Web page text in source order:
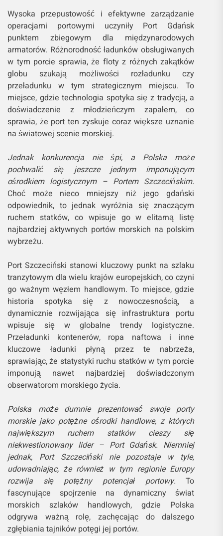
Wysoka przepustowość i efektywne zarządzanie
operacjami portowymi uczyniły Port Gdańsk
punktem zbiegowym dla międzynarodowych
armatorów. Różnorodność ładunków obsługiwanych
w tym porcie sprawia, że floty z różnych zakątków
globu szukają możliwości rozładunku czy
przeładunku w tym strategicznym miejscu. To
miejsce, gdzie technologia spotyka się z tradycją, a
doświadczenie z młodzieńczym zapałem, co
sprawia, że port ten zyskuje coraz większe uznanie
na światowej scenie morskiej.
Jednak konkurencja nie śpi, a Polska może
pochwalić się jeszcze jednym imponującym
ośrodkiem logistycznym – Portem Szczecińskim.
Choć może nieco mniejszy niż jego gdański
odpowiednik, to jednak wyróżnia się znaczącym
ruchem statków, co wpisuje go w elitarną listę
najbardziej aktywnych portów morskich na polskim
wybrzeżu.
Port Szczeciński stanowi kluczowy punkt na szlaku
tranzytowym dla wielu krajów europejskich, co czyni
go ważnym węzłem handlowym. To miejsce, gdzie
historia spotyka się z nowoczesnością, a
dynamicznie rozwijająca się infrastruktura portu
wpisuje się w globalne trendy logistyczne.
Przeładunki kontenerów, ropa naftowa i inne
kluczowe ładunki płyną przez te nabrzeża,
sprawiając, że statystyki ruchu statków w tym porcie
imponują nawet najbardziej doświadczonym
obserwatorom morskiego życia.
Polska może dumnie prezentować swoje porty
morskie jako potężne ośrodki handlowe, z których
największym ruchem statków cieszy się
niekwestionowany lider – Port Gdańsk. Niemniej
jednak, Port Szczeciński nie pozostaje w tyle,
udowadniając, że również w tym regionie Europy
rozwija się potężny potencjał portowy.To
fascynujące spojrzenie na dynamiczny świat
morskich szlaków handlowych, gdzie Polska
odgrywa ważną rolę, zachęcając do dalszego
zgłębiania tajników potęgi jej portów.